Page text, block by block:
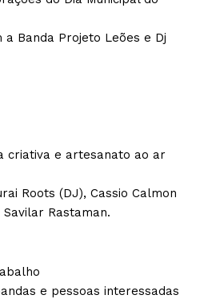
a Banda Projeto Leões e Dj
criativa e artesanato ao ar
Roots (DJ), Cassio Calmon
Rastaman.
e pessoas interessadas